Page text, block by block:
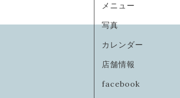
メニュー
写真
カレンダー
店舗情報
facebook